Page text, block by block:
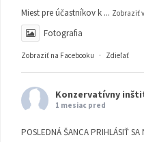
Miest pre účastníkov k ... Zobraziť
Fotografia
Zobraziť na Facebooku · Zdieľať
Konzervatívny
1 mesiac pred
POSLEDNÁ ŠANCA PRIHLÁSIŤ